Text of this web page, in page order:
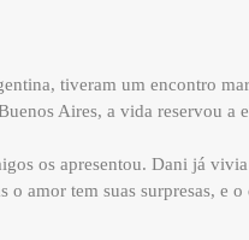
tiveram um encontro
Aires, a vida reservou a
os apresentou. Dani já
amor tem suas surpresas, e